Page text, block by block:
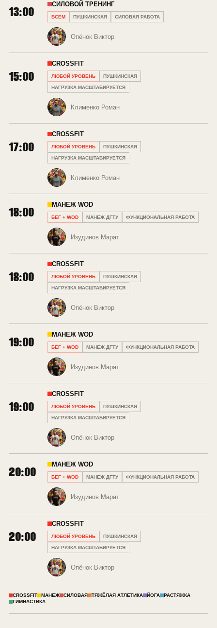
13:00 СИЛОВОЙ ТРЕНИНГ
ВСЕМ ПУШКИНСКАЯ СИЛОВАЯ РАБОТА
Опёнок Виктор
15:00
CROSSFIT
ЛЮБОЙ УРОВЕНЬ ПУШКИНСКАЯ
НАГРУЗКА МАСШТАБИРУЕТСЯ
Клименко Роман
17:00
CROSSFIT
ЛЮБОЙ УРОВЕНЬ ПУШКИНСКАЯ
НАГРУЗКА МАСШТАБИРУЕТСЯ
Клименко Роман
18:00 МАНЕЖ WOD
БЕГ + WOD МАНЕЖ ДГТУ ФУНКЦИОНАЛЬНАЯ РАБОТА
Изудинов Марат
18:00
CROSSFIT
ЛЮБОЙ УРОВЕНЬ ПУШКИНСКАЯ
НАГРУЗКА МАСШТАБИРУЕТСЯ
Опёнок Виктор
19:00 МАНЕЖ WOD
БЕГ + WOD МАНЕЖ ДГТУ ФУНКЦИОНАЛЬНАЯ РАБОТА
Изудинов Марат
19:00
CROSSFIT
ЛЮБОЙ УРОВЕНЬ ПУШКИНСКАЯ
НАГРУЗКА МАСШТАБИРУЕТСЯ
Опёнок Виктор
20:00 МАНЕЖ WOD
БЕГ + WOD МАНЕЖ ДГТУ ФУНКЦИОНАЛЬНАЯ РАБОТА
Изудинов Марат
20:00
CROSSFIT
ЛЮБОЙ УРОВЕНЬ ПУШКИНСКАЯ
НАГРУЗКА МАСШТАБИРУЕТСЯ
Опёнок Виктор
CROSSFIT МАНЕЖ СИЛОВАЯ ТЯЖЁЛАЯ АТЛЕТИКА ЙОГА
РАСТЯЖКА
ГИМНАСТИКА